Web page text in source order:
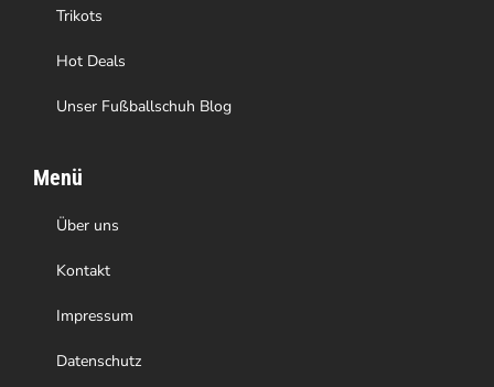
gewählt
werden
Trikots
Hot Deals
Unser Fußballschuh Blog
Menü
Über uns
Kontakt
Impressum
Datenschutz